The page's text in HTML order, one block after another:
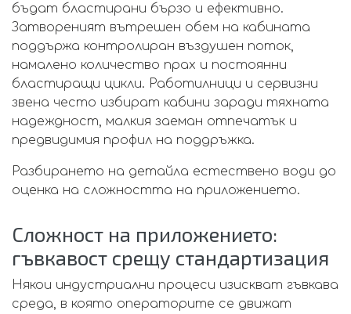
бъдат бластирани бързо и ефективно.
Затвореният вътрешен обем на кабината
поддържа контролиран въздушен поток,
намалено количество прах и постоянни
бластиращи цикли. Работилници и сервизни
звена често избират кабини заради тяхната
надеждност, малкия заеман отпечатък и
предвидимия профил на поддръжка.
Разбирането на детайла естествено води до
оценка на сложността на приложението.
Сложност на приложението:
гъвкавост срещу стандартизация
Някои индустриални процеси изискват гъвкава
среда, в която операторите се движат